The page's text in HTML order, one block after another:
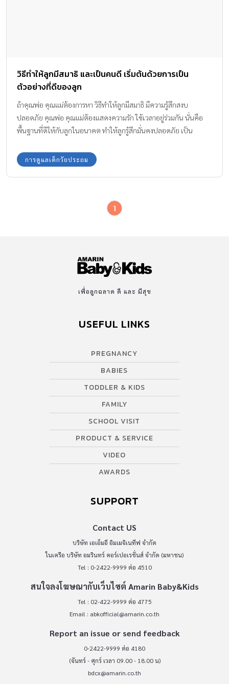
วิธีทำให้ลูกมีสมาธิ และเป็นคนดี เริ่มต้นด้วยการเป็น
ตัวอย่างที่ดีของลูก
ถ้าคุณพ่อ คุณแม่ต้องการหา วิธีทำให้ลูกมีสมาธิ มึความรู้สึกสงบ
ปลอดภัย คุณพ่อ คุณแม่ต้องแสดงความรัก ใช้เวลาอยู่ร่วมกัน นั่นคือ
พื้นฐานที่ดีให้กับลูกในอนาคต ทำให้ลูกรู้สึกมั่นคงปลอดภัย เป็น
อย่างชิดใกล้
การดูแลเด็กวัยประถม
1
เพื่อลูกฉลาด ดี และ มีสุข
USEFUL LINKS
PREGNANCY
BABIES
TODDLER & KIDS
FAMILY
SCHOOL VISIT
PRODUCT & SERVICE
VIDEO
AWARDS
SUPPORT
Contact US
บริษัท เอเอ็มอี อิมเมจิเนทีฟ จำกัด
ในเครือ บริษัท อมรินทร์ คอร์เปอเรชั่นส์ จำกัด (มหาชน)
Tel : 0-2422-9999 ต่อ 4510
สนใจลงโฆษณากับเว็บไซต์ Amarin Baby&Kids
Tel : 02-422-9999 ต่อ 4775
Email : abkofficial@amarin.co.th
Report an issue or send feedback
0-2422-9999 ต่อ 4180
(จันทร์ - ศุกร์ เวลา 09.00 - 18.00 น)
bdcx@amarin.co.th